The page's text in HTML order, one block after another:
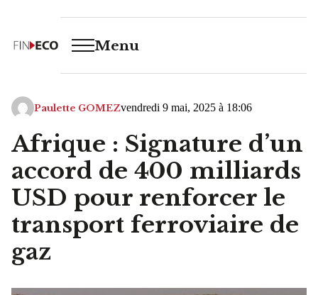
Menu
Paulette GOMEZvendredi 9 mai, 2025 à 18:06
Afrique : Signature d’un
accord de 400 milliards
USD pour renforcer le
transport ferroviaire de
gaz